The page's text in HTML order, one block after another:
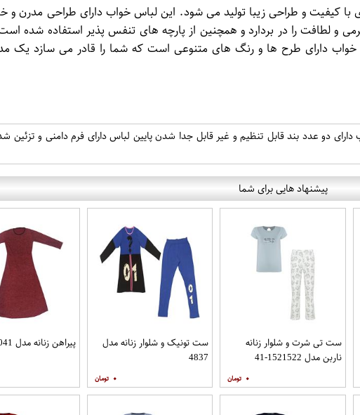
از جنس های با کیفیت و طراحی زیبا تولید می شود. این لباس خواب دارای
را در بردارد و همچنین از پارچه های تنفس پذیر استفاده شده است
دارای طرح ها و رنگ های متنوعی است که شما را قادر می سازد یک
پیشنهاد هایی برای شما
ست تی شرت و شلوار زنانه
ناربن مدل 1521522-41
۰
ست تونیک و شلوار زنانه مدل
4837
۰
پیراهن زنانه مدل 4041-3 لمه